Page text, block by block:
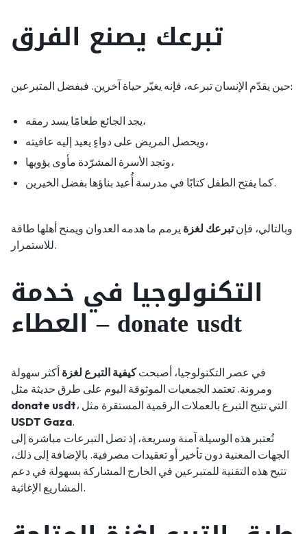
تبرعك يصنع الفرق
حين يقدّم الإنسان تبرعه، فإنه يغيّر حياة آخرين. فبفضل المتبرعين:
يجد الجائع طعامًا يسد رمقه،
ويحصل المريض على دواءٍ يعيد إليه عافيته،
وتجد الأسرة المشرّدة مأوى يؤويها،
كما يفتح الطفل كتابًا في مدرسة أُعيد بناؤها بفضل الخيرين.
وبالتالي، فإنتبرعك لغزة يرمم ما هدمه العدوان ويمنح أهلها طاقة
للاستمرار.
التكنولوجيا في خدمة
العطاء – donate usdt
في عصر التكنولوجيا، أصبحتكيفية التبرع لغزة أكثر سهولة
ومرونة. تعتمد الجمعيات الموثوقة اليوم على طرق حديثة مثل
donate usdt ، التي تتيح التبرع بالعملات الرقمية المستقرة مثل
USDT Gaza.
تُعتبر هذه الوسيلة آمنة وسريعة، إذ تصل التبرعات مباشرة إلى
الجهات المعنية دون تأخير أو تعقيدات مصرفية. بالإضافة إلى ذلك،
تتيح هذه التقنية للمتبرعين في الخارج المشاركة بسهولة في دعم
المشاريع الإغاثية.